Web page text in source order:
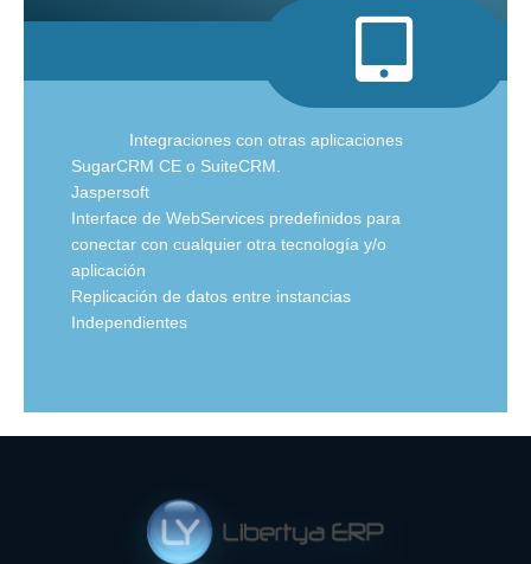
Integraciones con otras aplicaciones
SugarCRM CE o SuiteCRM.
Jaspersoft
Interface de WebServices predefinidos para
conectar con cualquier otra tecnología y/o
aplicación
Replicación de datos entre instancias
Independientes